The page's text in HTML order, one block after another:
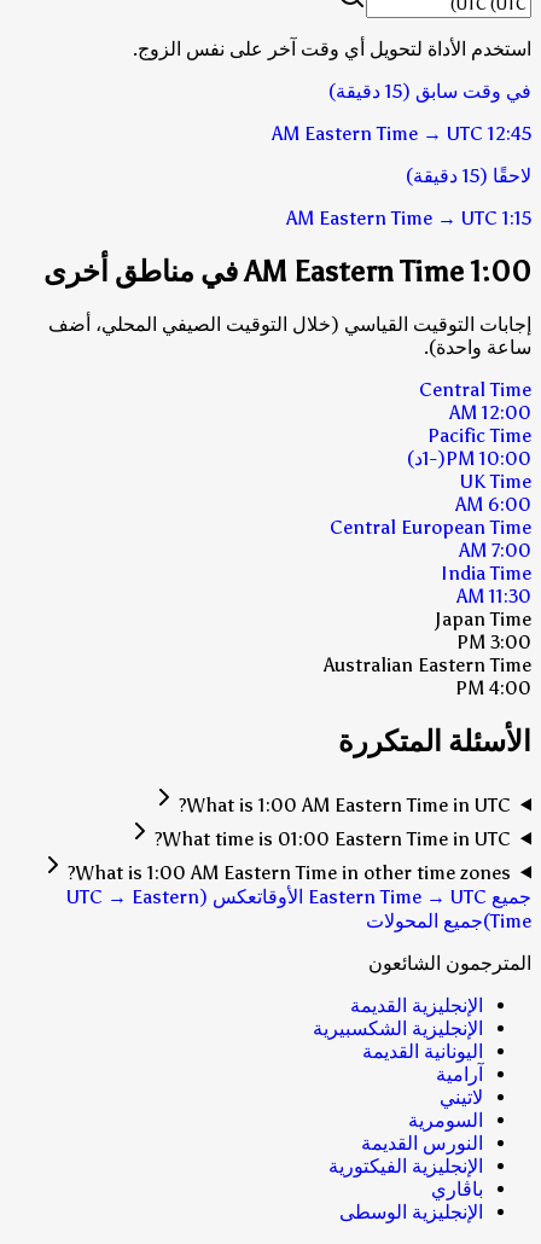
استخدم الأداة لتحويل أي وقت آخر على نفس الزوج.
في وقت سابق (15 دقيقة)
12:45 AM
Eastern Time → UTC
لاحقًا (15 دقيقة)
1:15 AM
Eastern Time → UTC
1:00 AM Eastern Time في مناطق أخرى
إجابات التوقيت القياسي (خلال التوقيت الصيفي المحلي، أضف
ساعة واحدة).
Central Time
12:00 AM
Pacific Time
10:00 PM
(-1د)
UK Time
6:00 AM
Central European Time
7:00 AM
India Time
11:30 AM
Japan Time
3:00 PM
Australian Eastern Time
4:00 PM
الأسئلة المتكررة
What is 1:00 AM Eastern Time in UTC?
What time is 01:00 Eastern Time in UTC?
What is 1:00 AM Eastern Time in other time zones?
جميع Eastern Time → UTC الأوقات
عكس (UTC → Eastern
Time) جميع المحولات
المترجمون الشائعون
الإنجليزية القديمة
الإنجليزية الشكسبيرية
اليونانية القديمة
آرامية
لاتيني
السومرية
النورس القديمة
الإنجليزية الفيكتورية
باڤاري
الإنجليزية الوسطى